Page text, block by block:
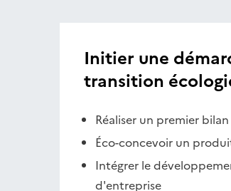
Initier une
transition
Réaliser un premier
Éco-concevoir un
Intégrer le
d'entreprise